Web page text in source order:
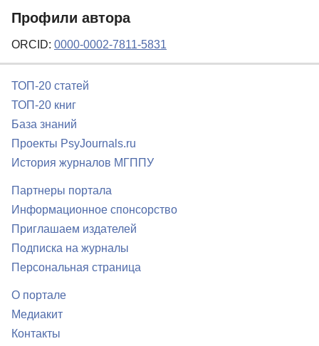
Профили автора
ORCID: 0000-0002-7811-5831
ТОП-20 статей
ТОП-20 книг
База знаний
Проекты PsyJournals.ru
История журналов МГППУ
Партнеры портала
Информационное спонсорство
Приглашаем издателей
Подписка на журналы
Персональная страница
О портале
Медиакит
Контакты